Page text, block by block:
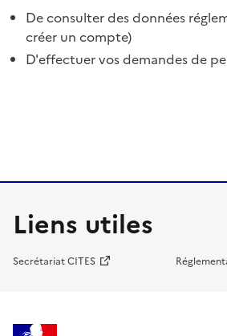
De consulter des données
créer un compte)
D'effectuer vos demandes de
Liens utiles
Secrétariat CITES